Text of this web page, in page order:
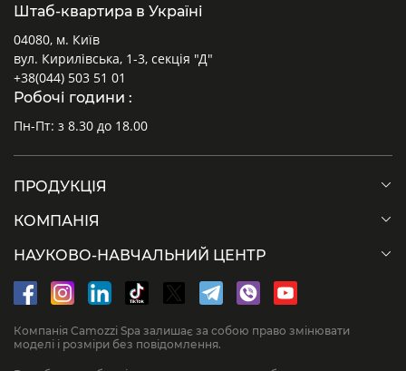
Штаб-квартира в Україні
04080, м. Київ
вул. Кирилівська, 1-3, секція "Д"
+38(044) 503 51 01
Робочі години :
Пн-Пт: з 8.30 до 18.00
ПРОДУКЦІЯ
КОМПАНІЯ
НАУКОВО-НАВЧАЛЬНИЙ ЦЕНТР
Компанія Camozzi Spa залишає за собою право змінювати
моделі і розміри без повідомлення.